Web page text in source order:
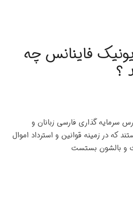
فاینانس چه
؟
گذاری فارسی زبانان و
که در زمینه قوانین و استرداد اموال
و بالشون بستست